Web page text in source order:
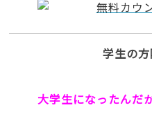
学生の方
大学生になったんだ